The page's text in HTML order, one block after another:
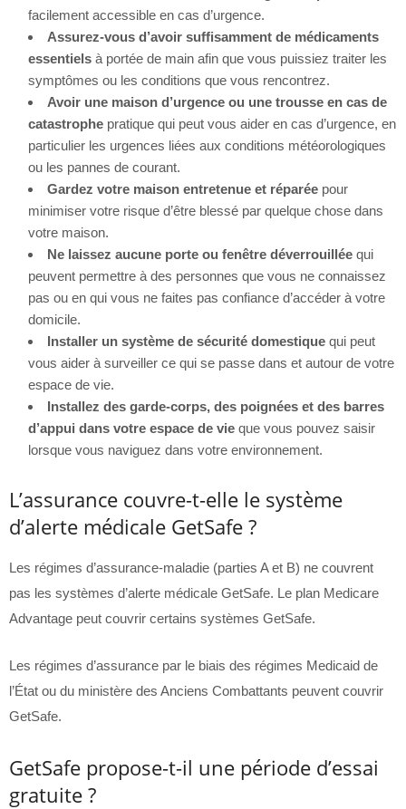
facilement accessible en cas d’urgence.
Assurez-vous d’avoir suffisamment de médicaments
essentiels à portée de main afin que vous puissiez traiter les
symptômes ou les conditions que vous rencontrez.
Avoir une maison d’urgence ou une trousse en cas de
catastrophe pratique qui peut vous aider en cas d’urgence, en
particulier les urgences liées aux conditions météorologiques
ou les pannes de courant.
Gardez votre maison entretenue et réparée pour
minimiser votre risque d’être blessé par quelque chose dans
votre maison.
Ne laissez aucune porte ou fenêtre déverrouillée qui
peuvent permettre à des personnes que vous ne connaissez
pas ou en qui vous ne faites pas confiance d’accéder à votre
domicile.
Installer un système de sécurité domestique qui peut
vous aider à surveiller ce qui se passe dans et autour de votre
espace de vie.
Installez des garde-corps, des poignées et des barres
d’appui dans votre espace de vie que vous pouvez saisir
lorsque vous naviguez dans votre environnement.
L’assurance couvre-t-elle le système
d’alerte médicale GetSafe ?
Les régimes d’assurance-maladie (parties A et B) ne couvrent
pas les systèmes d’alerte médicale GetSafe. Le plan Medicare
Advantage peut couvrir certains systèmes GetSafe.
Les régimes d’assurance par le biais des régimes Medicaid de
l’État ou du ministère des Anciens Combattants peuvent couvrir
GetSafe.
GetSafe propose-t-il une période d’essai
gratuite ?